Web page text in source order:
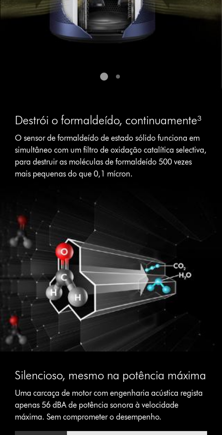
Destrói o formaldeído, continuamente³
O sensor de formaldeído de estado sólido funciona em
simultâneo com um filtro de oxidação catalítica selectiva,
para destruir as moléculas de formaldeído 500 vezes
mais pequenas do que 0,1 mícron.
Silencioso, mesmo na potência máxima
Uma carcaça de motor com engenharia acústica regista
apenas 56 dBA de potência sonora à velocidade
máxima. Sem comprometer o desempenho.